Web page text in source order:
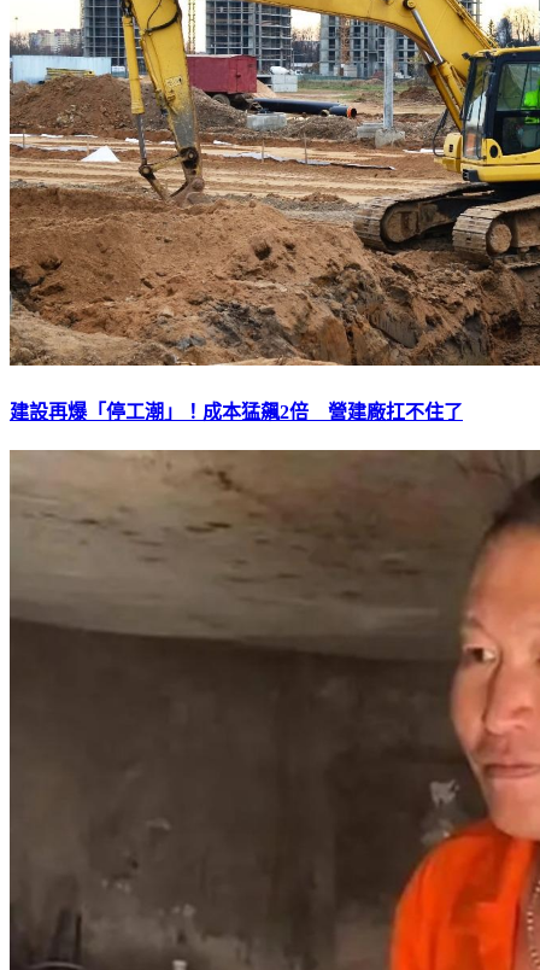
建設再爆「停工潮」！成本猛飆2倍 營建廠扛不住了